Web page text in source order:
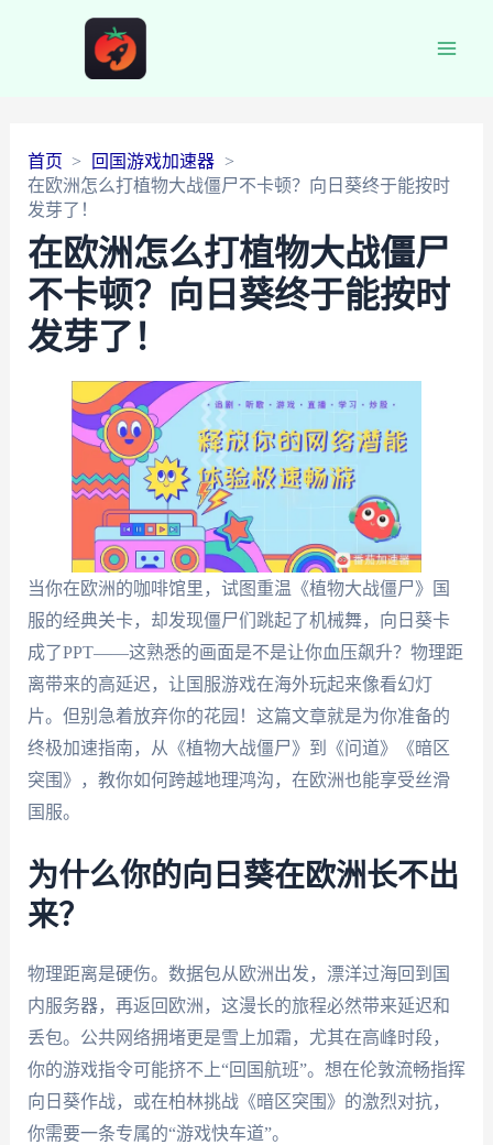
首页
回国游戏加速器
在欧洲怎么打植物大战僵尸不卡顿？向日葵终于能按时
发芽了！
在欧洲怎么打植物大战僵尸
不卡顿？向日葵终于能按时
发芽了！
当你在欧洲的咖啡馆里，试图重温《植物大战僵尸》国
服的经典关卡，却发现僵尸们跳起了机械舞，向日葵卡
成了PPT——这熟悉的画面是不是让你血压飙升？物理距
离带来的高延迟，让国服游戏在海外玩起来像看幻灯
片。但别急着放弃你的花园！这篇文章就是为你准备的
终极加速指南，从《植物大战僵尸》到《问道》《暗区
突围》，教你如何跨越地理鸿沟，在欧洲也能享受丝滑
国服。
为什么你的向日葵在欧洲长不出
来？
物理距离是硬伤。数据包从欧洲出发，漂洋过海回到国
内服务器，再返回欧洲，这漫长的旅程必然带来延迟和
丢包。公共网络拥堵更是雪上加霜，尤其在高峰时段，
你的游戏指令可能挤不上“回国航班”。想在伦敦流畅指挥
向日葵作战，或在柏林挑战《暗区突围》的激烈对抗，
你需要一条专属的“游戏快车道”。